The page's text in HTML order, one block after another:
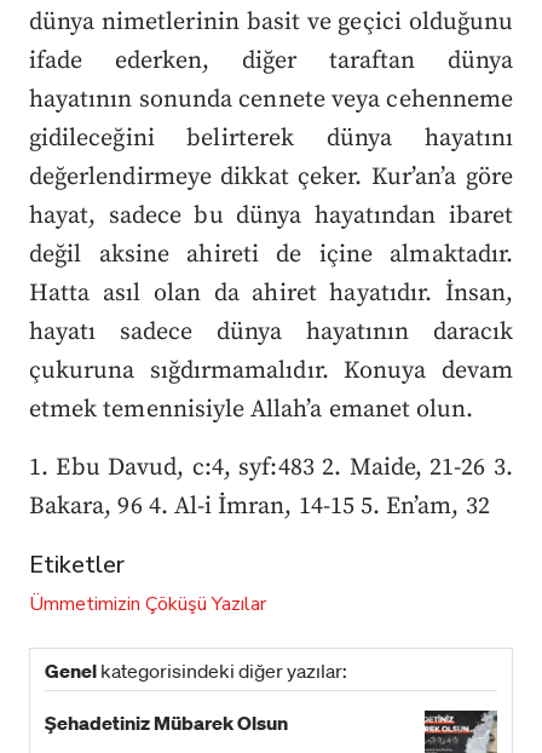
dünya nimetlerinin basit ve geçici olduğunu
ifade ederken, diğer taraftan dünya
hayatının sonunda cennete veya cehenneme
gidileceğini belirterek dünya hayatını
değerlendirmeye dikkat çeker. Kur’an’a göre
hayat, sadece bu dünya hayatından ibaret
değil aksine ahireti de içine almaktadır.
Hatta asıl olan da ahiret hayatıdır. İnsan,
hayatı sadece dünya hayatının daracık
çukuruna sığdırmamalıdır. Konuya devam
etmek temennisiyle Allah’a emanet olun.
1. Ebu Davud, c:4, syf:483 2. Maide, 21-26 3.
Bakara, 96 4. Al-i İmran, 14-15 5. En’am, 32
Etiketler
Ümmetimizin Çöküşü Yazılar
Genel kategorisindeki diğer yazılar:
Şehadetiniz Mübarek Olsun